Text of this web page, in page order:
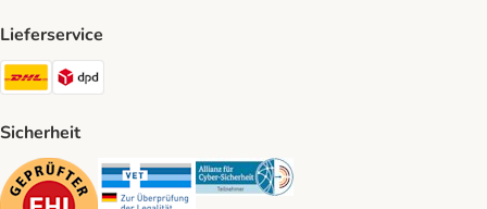
Lieferservice
DHL Shipping Method
Sicherheit
Security Security Security